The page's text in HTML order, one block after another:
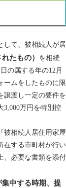
して、被相続人が居
たもの）
を相続
の属する年の12月
ームをしたものに限
譲渡し一定の要件を
3,000万円を特別控
被相続人居住用家屋
在する市町村が行い
、必要な書類を添付
中する時期、提